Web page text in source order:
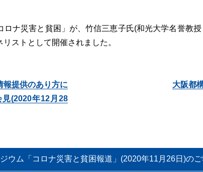
ナ災害と貧困」が、竹信三恵子氏(和光大学名誉教
ストとして開催されました。
報提供のあり方に
(2020年12月28
大阪都
ウム「コロナ災害と貧困報道」(2020年11月26日)の